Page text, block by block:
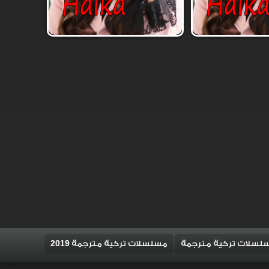
تركية مترجمة مسلسلات تركية مترجمة 2019